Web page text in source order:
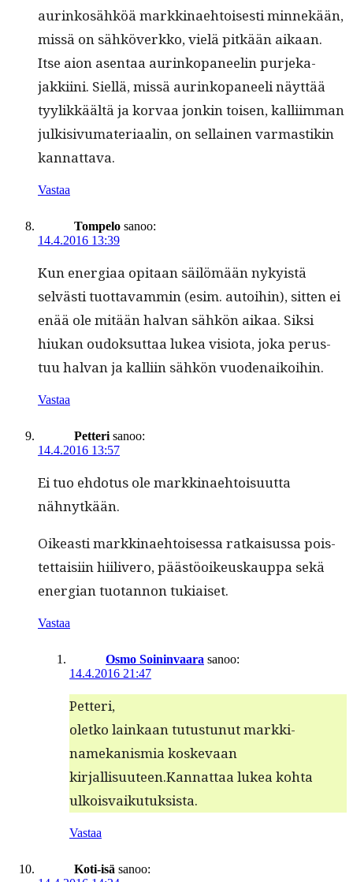
aurinkosähköä markki­nae­htois­es­ti min­nekään,
mis­sä on sähköverkko, vielä pitkään aikaan.
Itse aion asen­taa aurinkopa­neel­in pur­jeka­
jakki­i­ni. Siel­lä, mis­sä aurinkopa­neeli näyt­tää
tyy­likkäältä ja kor­vaa jonkin toisen, kalli­im­man
julk­i­sivu­ma­te­ri­aalin, on sel­l­ainen var­mas­tikin
kannattava.
Vastaa
Tompelo sanoo:
14.4.2016 13:39
Kun ener­giaa opi­taan säilömään nyky­istä
selvästi tuot­tavam­min (esim. autoi­hin), sit­ten ei
enää ole mitään hal­van sähkön aikaa. Sik­si
hiukan oudok­sut­taa lukea visio­ta, joka perus­
tuu hal­van ja kalli­in sähkön vuodenaikoihin.
Vastaa
Petteri sanoo:
14.4.2016 13:57
Ei tuo ehdo­tus ole markki­nae­htoisu­ut­ta
nähnytkään.
Oikeasti markki­nae­htoises­sa ratkais­us­sa pois­
tet­taisi­in hiiliv­ero, päästöoikeuskaup­pa sekä
ener­gian tuotan­non tukiaiset.
Vastaa
Osmo Soininvaara sanoo:
14.4.2016 21:47
Pet­teri,
oletko lainkaan tutus­tunut markki­
namekanis­mia koske­vaan
kirjallisuuteen.Kannattaa lukea koh­ta
ulkoisvaikutuksista.
Vastaa
Koti-isä sanoo: